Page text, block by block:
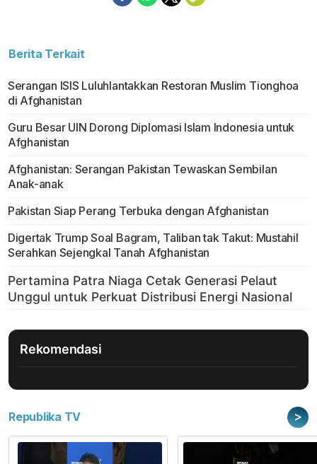
Berita Terkait
Serangan ISIS Luluhlantakkan Restoran Muslim Tionghoa
di Afghanistan
Guru Besar UIN Dorong Diplomasi Islam Indonesia untuk
Afghanistan
Afghanistan: Serangan Pakistan Tewaskan Sembilan
Anak-anak
Pakistan Siap Perang Terbuka dengan Afghanistan
Digertak Trump Soal Bagram, Taliban tak Takut: Mustahil
Serahkan Sejengkal Tanah Afghanistan
Rekomendasi
Republika TV >